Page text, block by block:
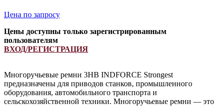
Цена по запросу
Цены доступны только зарегистрированным
пользователям
ВХОД/РЕГИСТРАЦИЯ
Многоручьевые ремни 3HB INDFORCE Strongest
предназначены для приводов станков, промышленного
оборудования, автомобильного транспорта и
сельскохозяйственной техники. Многоручьевые ремни — это